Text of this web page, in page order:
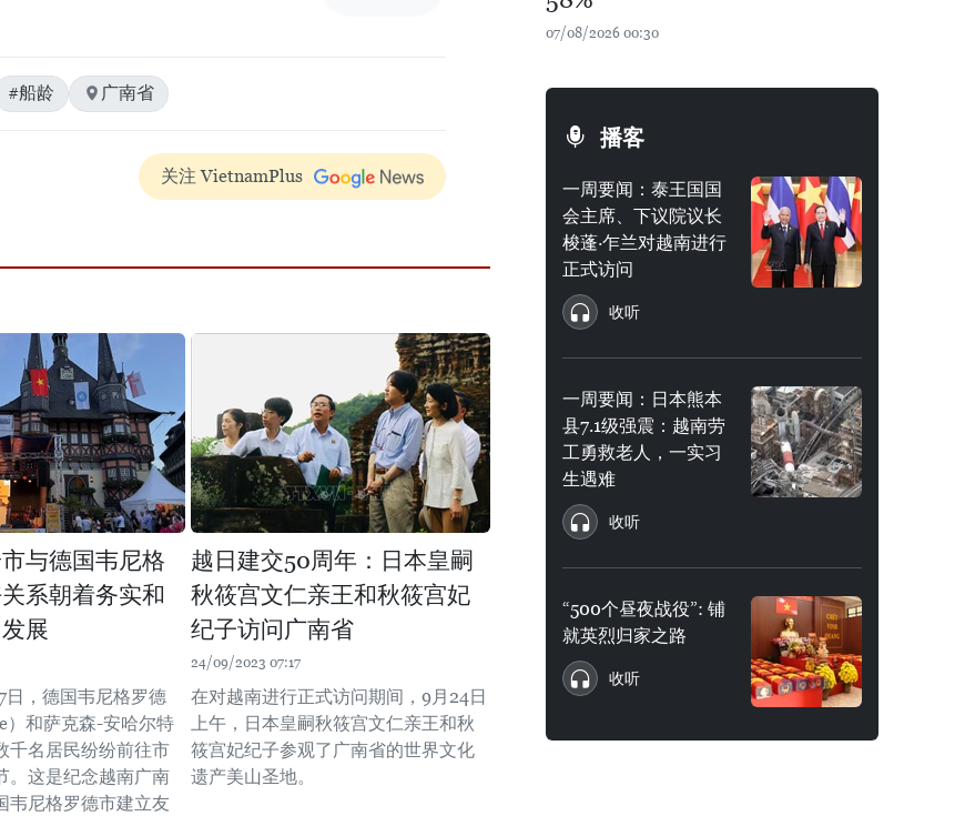
#船龄 广南省
关注 VietnamPlus
与德国韦尼格
系朝着务实和
展
日，德国韦尼格罗德
）和萨克森-安哈尔特
千名居民纷纷前往市
。这是纪念越南广南
韦尼格罗德市建立友
越日建交50周年：日本皇嗣
秋筱宫文仁亲王和秋筱宫妃
纪子访问广南省
24/09/2023 07:17
在对越南进行正式访问期间，9月24日
上午，日本皇嗣秋筱宫文仁亲王和秋
筱宫妃纪子参观了广南省的世界文化
遗产美山圣地。
07/08/2026 00:30
播客
一周要闻：泰王国国
会主席、下议院议长
梭蓬·乍兰对越南进行
正式访问
收听
一周要闻：日本熊本
县7.1级强震：越南劳
工勇救老人，一实习
生遇难
收听
“500个昼夜战役”: 铺
就英烈归家之路
收听